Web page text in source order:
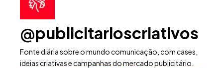
@publicitarioscriativos
Fonte diária sobre o mundo comunicação, com cases,
ideias criativas e campanhas do mercado publicitário.